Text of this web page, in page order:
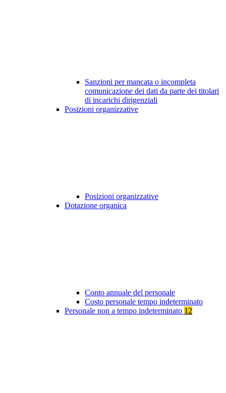
Sanzioni per mancata o incompleta
comunicazione dei dati da parte dei titolari
di incarichi dirigenziali
Posizioni organizzative
Posizioni organizzative
Dotazione organica
Conto annuale del personale
Costo personale tempo indeterminato
Personale non a tempo indeterminato 12